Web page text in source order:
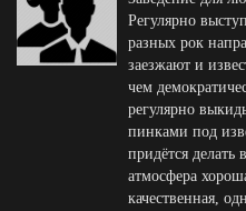
Регулярно
разных рок
заезжают и
чем
регулярно
пинками под
придётся
атмосфера
качественная,